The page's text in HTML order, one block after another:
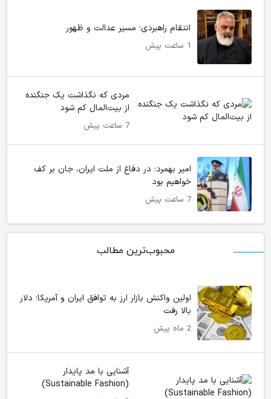
انتقام راهبردی؛ مسیر عدالت و ظهور
1 ساعت پیش
مردی که نگذاشت یک جنگنده
از بیت‌المال کم شود
7 ساعت پیش
امیر بهمرد: در دفاع از ملت ایران، جان بر کف
خواهیم بود
7 ساعت پیش
محبوب‌ترین مطالب
اولین واکنش بازار ارز به توافق ایران و آمریکا؛ دلار
بالا رفت
2 ماه پیش
آشنایی با مد پایدار
(Sustainable Fashion)